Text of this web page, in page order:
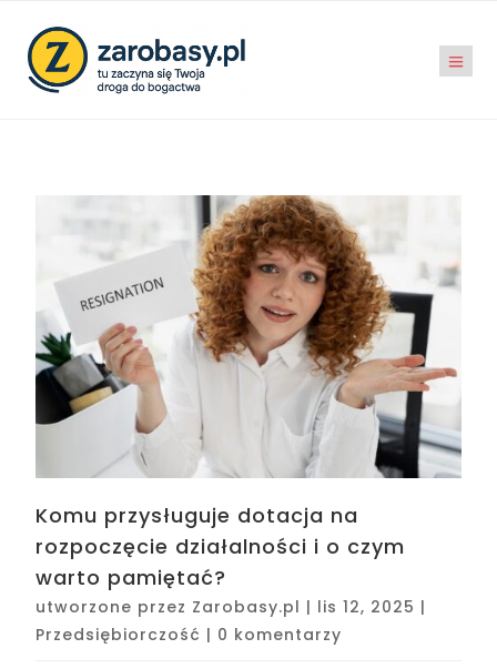
Komu przysługuje dotacja na
rozpoczęcie działalności i o czym
warto pamiętać?
utworzone przez Zarobasy.pl | lis 12, 2025 |
Przedsiębiorczość | 0 komentarzy